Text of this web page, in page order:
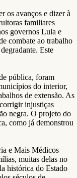
os avanços e dizer à
familiares
governos Lula e
combate ao trabalho
Este
pública, foram
do interior,
de extensão. As
injustiças
negra. O projeto do
como já demonstrou
e Mais Médicos
muitas delas no
histórica do Estado